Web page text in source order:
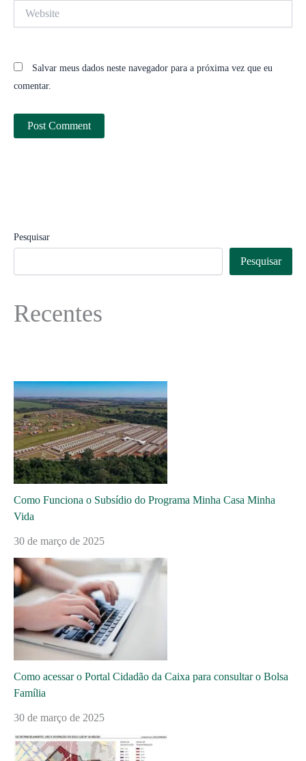
Salvar meus dados neste navegador para a próxima vez que eu
comentar.
Pesquisar
Pesquisar
Recentes
Como Funciona o Subsídio do Programa Minha Casa Minha
Vida
30 de março de 2025
Como acessar o Portal Cidadão da Caixa para consultar o Bolsa
Família
30 de março de 2025